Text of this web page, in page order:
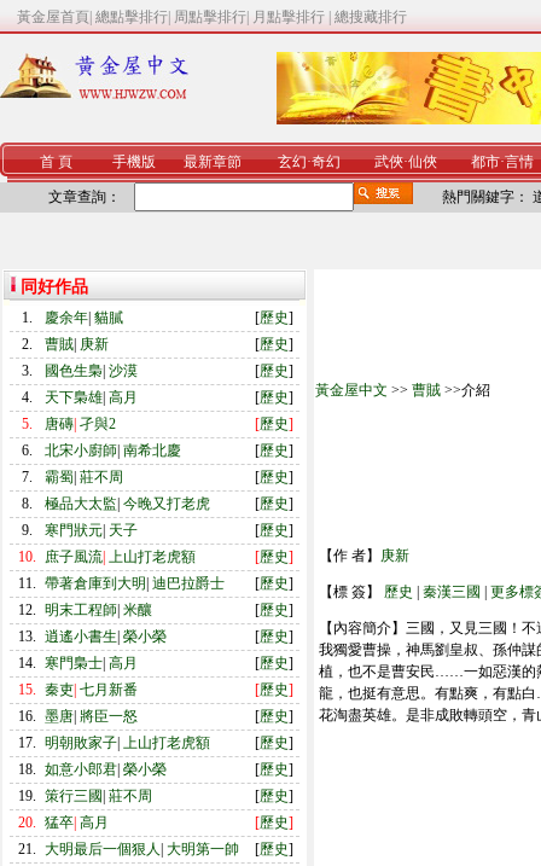
黃金屋首頁 總點擊排行 周點擊排行 月點擊排行 總搜藏排行
首 頁 手機版 最新章節 玄幻·奇幻 武俠·仙俠 都市·言情
文章查詢： 熱門關鍵字：
同好作品
1. 慶余年 貓膩 [歷史]
2.
曹賊 庚新 [歷史]
3.
國色生梟 沙漠 [歷史]
4.
天下梟雄 高月 [歷史]
5.
唐磚 孑與2 [歷史]
6.
北宋小廚師 南希北慶 [歷史]
7.
霸蜀 莊不周 [歷史]
8.
極品大太監 今晚又打老虎 [歷史]
9.
寒門狀元 天子 [歷史]
10.
庶子風流 上山打老虎額 [歷史]
11. 帶著倉庫到大明 迪巴拉爵士 [歷史]
12. 明末工程師 米釀 [歷史]
13. 逍遙小書生 榮小榮 [歷史]
14. 寒門梟士 高月 [歷史]
15. 秦吏 七月新番 [歷史]
16. 墨唐 將臣一怒 [歷史]
17. 明朝敗家子 上山打老虎額 [歷史]
18. 如意小郎君 榮小榮 [歷史]
19. 策行三國 莊不周 [歷史]
20. 猛卒 高月 [歷史]
21. 大明最后一個狠人 大明第一帥 [歷史]
黃金屋中文 >> 曹賊 >>介紹
【作 者】 庚新
【標 簽】 歷史 秦漢三國 更多標
【內容簡介】三國，又見三國！
我獨愛曹操，神馬劉皇叔、孫仲
植，也不是曹安民……一如惡漢的
龍，也挺有意思。有點爽，有點
花淘盡英雄。是非成敗轉頭空，